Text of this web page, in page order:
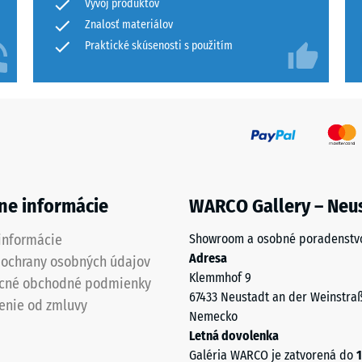
vplyvom. Čistenie je jednoduché bežnými
vymeniť bez zásahu do celej plochy. Povrch
zaťažení.
proti oderu – Odolnosť proti abrazívnemu opotrebeniu – Hodnota stupnice 4
vody (EN 12616) – Trieda 5 = Infiltrácia cca 1000 mm/h (1000 l/h/m²)
(EN 16165) – Hodnota stupnice 4 = priemerný akceptačný uhol cca 16°,
porovnanie.
Vývoj produktov
Znalosť materiálov
Praktické skúsenosti s použitím
informácie
osobných údajov
obchodné podmienky
od zmluvy
WARCO Gallery –
Showroom a osobné
Adresa
Klemmhof 9
67433 Neustadt an der
Nemecko
Letná dovolenka
Galéria WARCO je zatvorená do